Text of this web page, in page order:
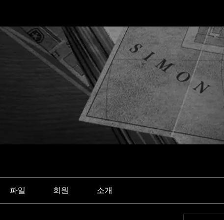
파일 회원 소개